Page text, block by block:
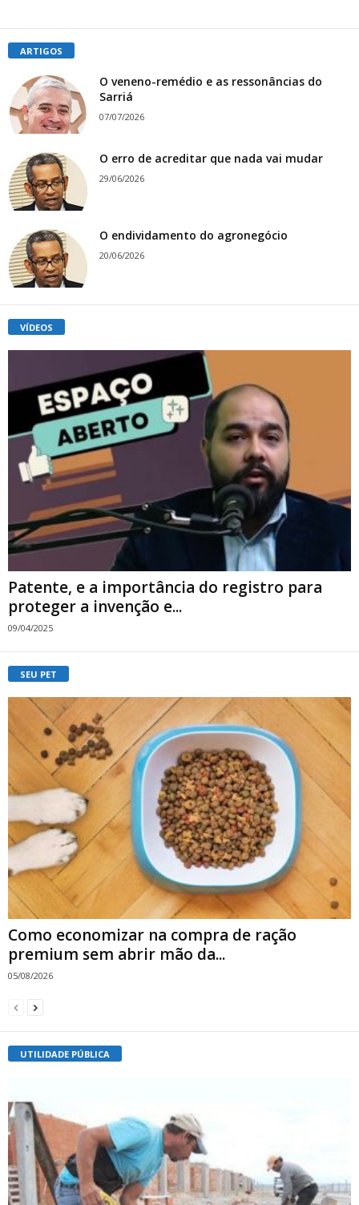
ARTIGOS
O veneno-remédio e as ressonâncias do
Sarriá
07/07/2026
O erro de acreditar que nada vai mudar
29/06/2026
O endividamento do agronegócio
20/06/2026
VÍDEOS
Patente, e a importância do registro para
proteger a invenção e...
09/04/2025
SEU PET
Como economizar na compra de ração
premium sem abrir mão da...
05/08/2026
UTILIDADE PÚBLICA